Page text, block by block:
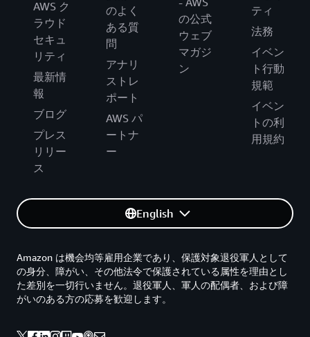
AWS ク
ラウド
セキュ
リティ
最新情
報
ブログ
プレス
リリー
ス
のよく
ある質
問
アナリ
ストレ
ポート
AWS パ
ートナ
ー
の公式
ウェブ
マガジ
ン
ティ
法務
イベン
ト行動
規範
イベン
トの利
用規約
English
Amazon は機会均等雇用企業であり、保護対象退役軍人として
の身分、障がい、その他法令で保護されている属性を理由とし
た差別を一切行いません。退役軍人、軍人の配偶者、および障
がいのある方の応募を歓迎します。